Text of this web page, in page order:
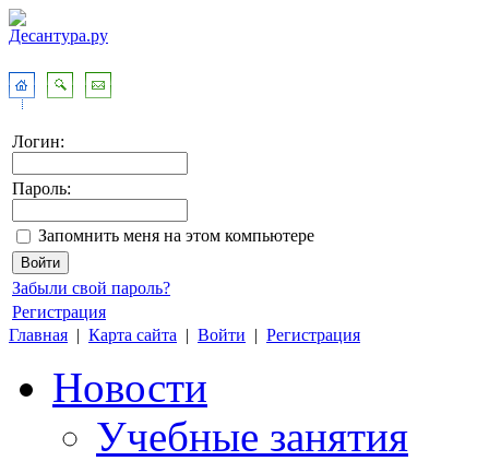
Логин:
Пароль:
Запомнить меня на этом компьютере
Забыли свой пароль?
Регистрация
Главная | Карта сайта | Войти | Регистрация
Новости
Учебные занятия